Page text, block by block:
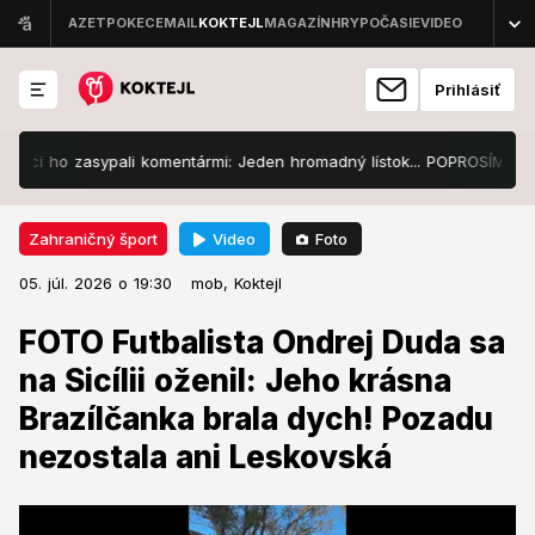
Prihlásiť
zasypali komentármi: Jeden hromadný lístok... POPROSÍM
Zahraničný šport Video Foto
05. júl. 2026 o 19:30 mob, Koktejl
FOTO Futbalista Ondrej Duda sa
na Sicílii oženil: Jeho krásna
Brazílčanka brala dych! Pozadu
nezostala ani Leskovská
Zahraničný šport 05. júl. 2026 o 19:30
FOTO Futbalista Ondrej Duda sa
na Sicílii oženil: Jeho krásna
Brazílčanka brala dych! Pozadu
nezostala ani Leskovská
Všetci si to užili.